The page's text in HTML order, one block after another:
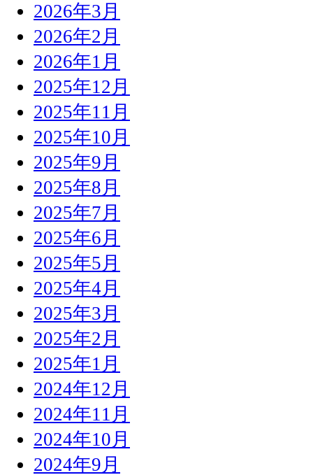
2026年3月
2026年2月
2026年1月
2025年12月
2025年11月
2025年10月
2025年9月
2025年8月
2025年7月
2025年6月
2025年5月
2025年4月
2025年3月
2025年2月
2025年1月
2024年12月
2024年11月
2024年10月
2024年9月